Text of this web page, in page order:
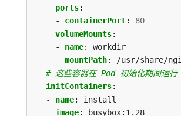
ports:
- containerPort:
80
volumeMounts:
- name:
workdir
mountPath:
/usr/share/
# 这些容器在 Pod 初始化期间运行
initContainers:
- name:
install
image: busybox:1.28